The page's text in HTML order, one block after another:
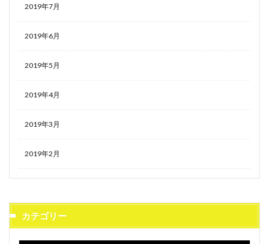
2019年7月
2019年6月
2019年5月
2019年4月
2019年3月
2019年2月
カテゴリー